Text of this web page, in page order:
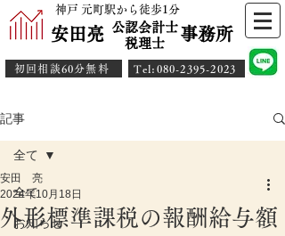
神戸 元町駅から徒歩1分
安田亮 事務所
公認会計士
​税理士
初回相談60分無料 ​Tel:080-2395-2023
記事
全て
お知らせ
全て
外形標準課税の報酬給与額
安田 亮
2024年10月18日